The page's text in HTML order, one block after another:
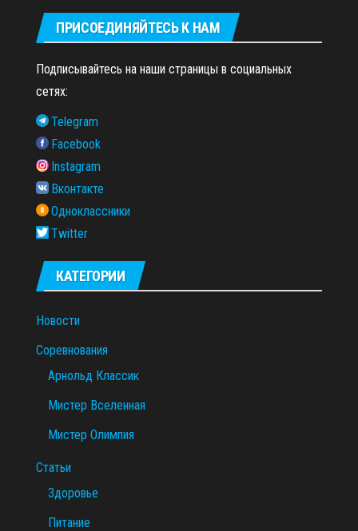
ПРИСОЕДИНЯЙТЕСЬ К НАМ
Подписывайтесь на наши страницы в социальных
сетях:
Telegram
Facebook
Instagram
Вконтакте
Одноклассники
Twitter
КАТЕГОРИИ
Новости
Соревнования
Арнольд Классик
Мистер Вселенная
Мистер Олимпия
Статьи
Здоровье
Питание